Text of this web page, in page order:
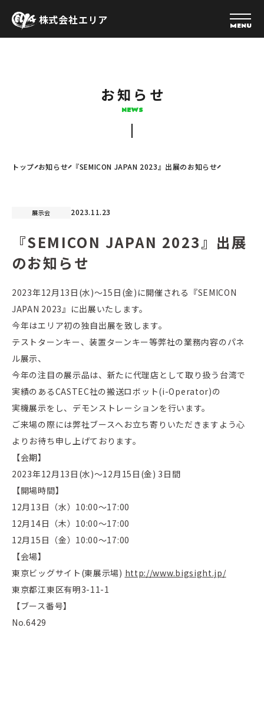
株式会社エリア MENU
お知らせ
NEWS
トップ お知らせ 『SEMICON JAPAN 2023』出展のお知らせ
展示会 2023.11.23
『SEMICON JAPAN 2023』出展
のお知らせ
2023年12月13日(水)～15日(金)に開催される『SEMICON
JAPAN 2023』に出展いたします。
今年はエリア初の独自出展を致します。
テストターンキー、装置ターンキー等弊社の業務内容のパネ
ル展示、
今年の注目の展示品は、新たに代理店として取り扱う台湾で
実績のあるCASTEC社の搬送ロボット(i-Operator)の
実機展示をし、デモンストレーションを行います。
ご来場の際には弊社ブースへお立ち寄りいただきますよう心
よりお待ち申し上げております。
【会期】
2023年12月13日(水)～12月15日(金) 3日間
【開場時間】
12月13日（水）10:00～17:00
12月14日（木）10:00～17:00
12月15日（金）10:00～17:00
【会場】
東京ビッグサイト(東展示場) http://www.bigsight.jp/
東京都江東区有明3-11-1
【ブース番号】
No.6429